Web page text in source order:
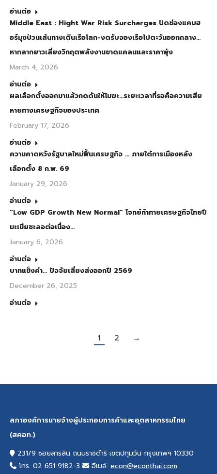
อ่านต่อ
Middle East : Hight War Risk Surcharges ปิดช่องแคบฮ
อร์มุซป่วนเส้นทางเดินเรือโลก-งดรับจองเรือไปตะวันออกกลาง…
หากลากยาวเสี่ยงวิกฤตพลังงานขาดแคลนและราคาพุ่ง
March 4, 2026
อ่านต่อ
ผลเลือกตั้งออกมาแล้วกดดันให้โมฆะ…ระยะเวลาที่รอคือความเสีย
หายทางเศรษฐกิจของประเทศ
February 17, 2026
อ่านต่อ
ความคาดหวังรัฐบาลใหม่ฟื้นเศรษฐกิจ … ภายใต้การเมืองหลัง
เลือกตั้ง 8 ก.พ. 69
January 29, 2026
อ่านต่อ
“Low GDP Growth New Normal” โจทย์ท้าทายเศรษฐกิจไทยปี
มะเมียชะลอต่อเนื่อง…
January 6, 2026
อ่านต่อ
บาทแข็งค่า… ปัจจัยเสี่ยงส่งออกปี 2569
December 26, 2025
อ่านต่อ
1 2 →
สภาองค์การนายจ้างผู้ประกอบการค้าและอุตสาหกรรมไทย
(สคอท.)
231/9 ซอยสารสิน ถนนราชดำริ เขตปทุมวัน กรุงเทพฯ 10330
โทร: 02 651 9182-3
อีเมล์: econ@econthai.com